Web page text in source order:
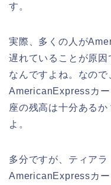
す。
実際、多くの人が
遅れていることが原
なんですよね。なの
AmericanExpressカ
座の残高は十分ある
よ。
多分ですが、ティア
AmericanExpressカ